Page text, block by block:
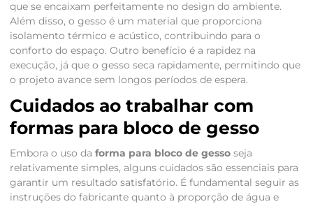
que se encaixam perfeitamente no design do ambiente.
Além disso, o gesso é um material que proporciona
isolamento térmico e acústico, contribuindo para o
conforto do espaço. Outro benefício é a rapidez na
execução, já que o gesso seca rapidamente, permitindo que
o projeto avance sem longos períodos de espera.
Cuidados ao trabalhar com
formas para bloco de gesso
Embora o uso da forma para bloco de gessoseja
relativamente simples, alguns cuidados são essenciais para
garantir um resultado satisfatório. É fundamental seguir as
instruções do fabricante quanto à proporção de água e